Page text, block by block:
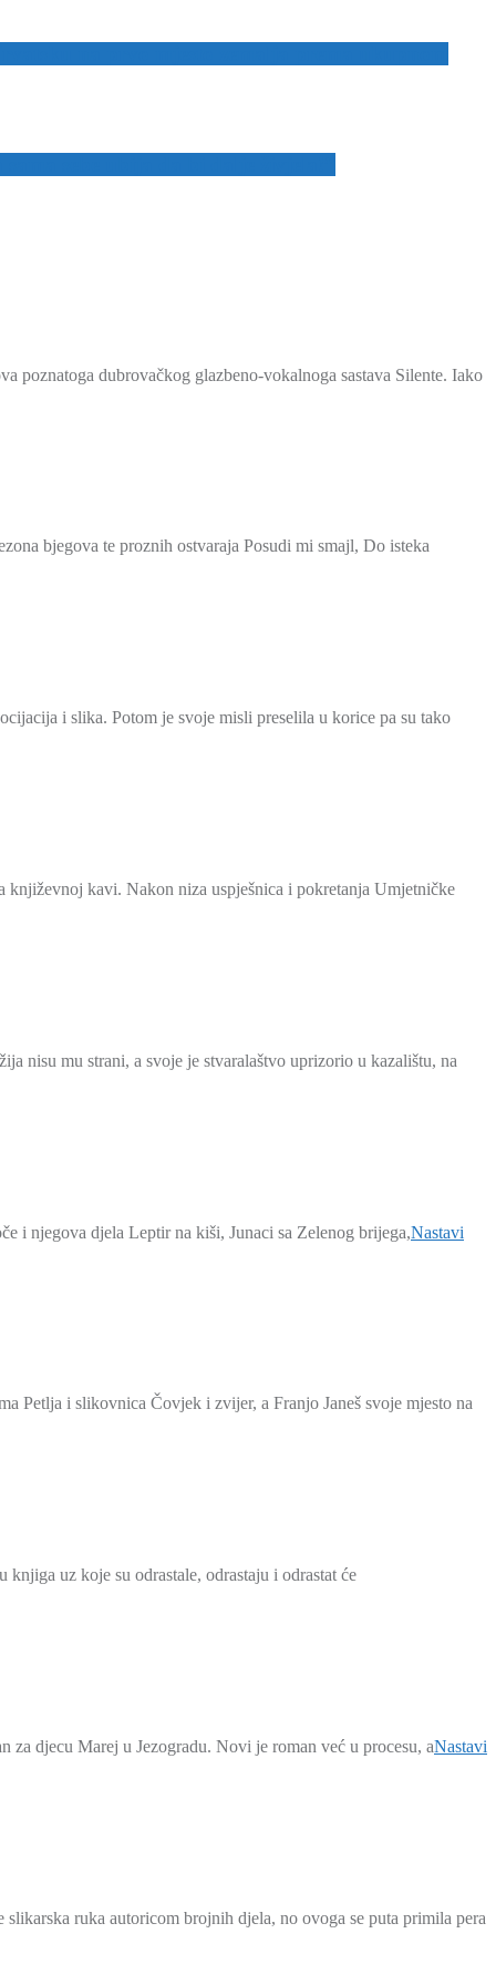
poznatoga dubrovačkog glazbeno-vokalnoga sastava Silente. Iako
bjegova te proznih ostvaraja Posudi mi smajl, Do isteka
i slika. Potom je svoje misli preselila u korice pa su tako
književnoj kavi. Nakon niza uspješnica i pokretanja Umjetničke
nisu mu strani, a svoje je stvaralaštvo uprizorio u kazalištu, na
i njegova djela Leptir na kiši, Junaci sa Zelenog brijega,Nastavi
Petlja i slikovnica Čovjek i zvijer, a Franjo Janeš svoje mjesto na
uz koje su odrastale, odrastaju i odrastat će
djecu Marej u Jezogradu. Novi je roman već u procesu, aNastavi
ruka autoricom brojnih djela, no ovoga se puta primila pera